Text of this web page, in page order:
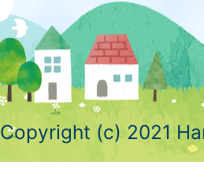
Copyright (c) 2021